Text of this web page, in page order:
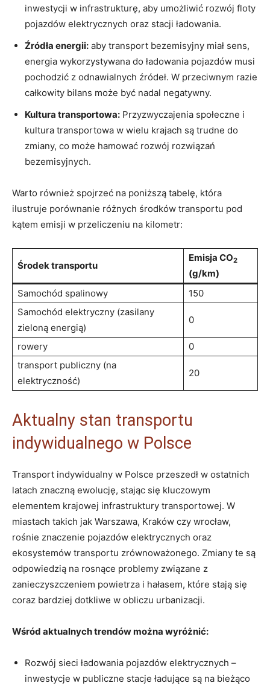
inwestycji w infrastrukturę, aby umożliwić ⁣rozwój floty
pojazdów​ elektrycznych oraz stacji ładowania.
Źródła energii: aby transport‌ bezemisyjny⁤ miał sens,
energia wykorzystywana do ładowania pojazdów ⁢musi
pochodzić z odnawialnych źródeł. W przeciwnym razie
całkowity bilans może ⁣być nadal negatywny.
Kultura transportowa: Przyzwyczajenia społeczne i
kultura transportowa w⁤ wielu krajach są trudne do
zmiany, co może hamować rozwój‌ rozwiązań‍
bezemisyjnych.
Warto również spojrzeć na poniższą tabelę, która
ilustruje porównanie różnych środków transportu pod
kątem emisji w przeliczeniu na kilometr:
Środek​ transportu
Emisja CO2
(g/km)
Samochód spalinowy
150
Samochód elektryczny (zasilany
zieloną energią)
0
rowery
0
transport publiczny ⁤(na
elektryczność)
20
Aktualny ‍stan transportu
indywidualnego w Polsce
Transport indywidualny w Polsce​ przeszedł w ostatnich
latach znaczną ewolucję, stając się​ kluczowym
elementem krajowej infrastruktury transportowej. W
miastach takich‌ jak Warszawa, Kraków‍ czy ​wrocław,
⁣rośnie znaczenie pojazdów elektrycznych oraz
⁣ekosystemów transportu zrównoważonego. Zmiany te są
‍odpowiedzią na rosnące problemy związane z
zanieczyszczeniem powietrza i ⁢hałasem, które ‌stają się
coraz bardziej dotkliwe w obliczu urbanizacji.
Wśród aktualnych trendów można wyróżnić:
Rozwój sieci ładowania ⁣pojazdów elektrycznych –
inwestycje w publiczne ⁣stacje ładujące są na bieżąco ​